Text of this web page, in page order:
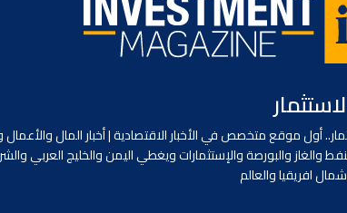
أول موقع متخصص في الأخبار الاقتصادية | أخبار المال
والغاز والبورصة والإستثمارات ويغطي اليمن والخليج العربي
افريقيا والعالم